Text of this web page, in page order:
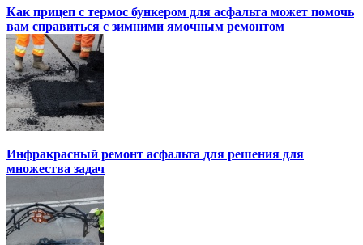
Как прицеп с термоc бункером для асфальта может помочь
вам справиться с зимними ямочным ремонтом
Инфракрасный ремонт асфальта для решения для
множества задач